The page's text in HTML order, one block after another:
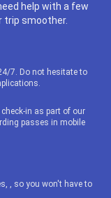
help with a few
trip smoother.
7. Do not hesitate to
in as part of our
passes in mobile
, so you won't have to